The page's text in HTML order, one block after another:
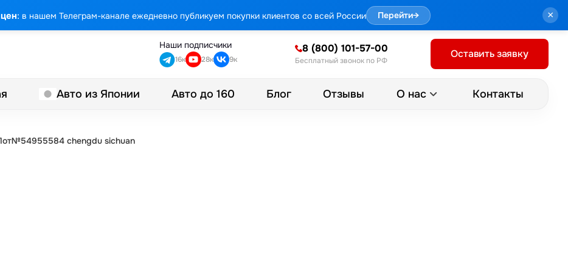
: в нашем Телеграм-канале ежедневно публикуем покупки клиентов со всей России Перейти→ ×
Наши подписчики
16к 28к 9к
8 (800) 101-57-00
Бесплатный звонок по РФ
Оставить заявку
Авто из Японии Авто до 160 Блог Отзывы О нас Контакты
chengdu sichuan